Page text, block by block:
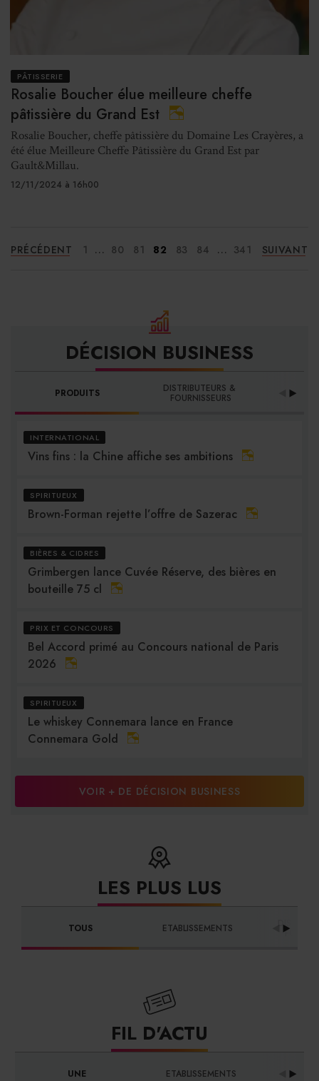
PÂTISSERIE
Rosalie Boucher élue meilleure cheffe
pâtissière du Grand Est
Rosalie Boucher, cheffe pâtissière du Domaine Les Crayères, a
été élue Meilleure Cheffe Pâtissière du Grand Est par
Gault&Millau.
12/11/2024 à 16h00
PRÉCÉDENT 1 ... 80 81 82 83 84 ... 341 SUIVANT
DÉCISION BUSINESS
PRODUITS DISTRIBUTEURS &
FOURNISSEURS
INTERNATIONAL
Vins fins : la Chine affiche ses ambitions
SPIRITUEUX
Brown-Forman rejette l’offre de Sazerac
BIÈRES & CIDRES
Grimbergen lance Cuvée Réserve, des bières en
bouteille 75 cl
PRIX ET CONCOURS
Bel Accord primé au Concours national de Paris
2026
SPIRITUEUX
Le whiskey Connemara lance en France
Connemara Gold
VOIR + DE DÉCISION BUSINESS
LES PLUS LUS
TOUS ETABLISSEMENTS
FIL D'ACTU
UNE ETABLISSEMENTS